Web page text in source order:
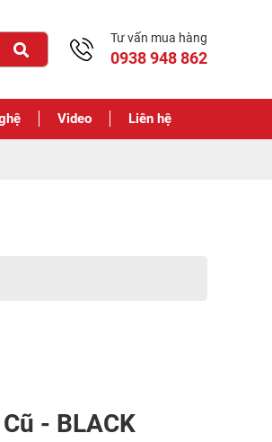
Tư vấn mua hàng
0938 948 862
Video Liên hệ
- BLACK